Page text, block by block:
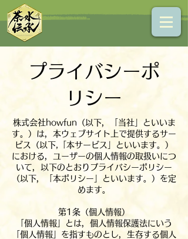
プライバシーポ
リシー
株式会社howfun（以下，「当社」といいま
す。）は，本ウェブサイト上で提供するサー
ビス（以下,「本サービス」といいます。）
における，ユーザーの個人情報の取扱いにつ
いて，以下のとおりプライバシーポリシー
（以下，「本ポリシー」といいます。）を定
めます。
第1条（個人情報）
「個人情報」とは，個人情報保護法にいう
「個人情報」を指すものとし，生存する個人